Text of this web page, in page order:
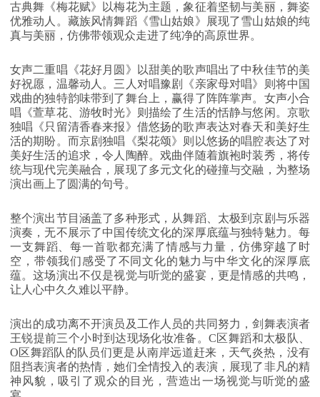
古典舞《梅花赋》以梅花为主题，象征着坚韧与美丽，舞姿
优雅动人。藏族风情舞蹈《雪山姑娘》展现了雪山姑娘的纯
真与美丽，仿佛带领观众走进了纯净的高原世界。
女声二重唱《花好月圆》以甜美的歌声唱出了中秋佳节的美
好祝愿，温馨动人。三人对唱豫剧《亲家母对唱》则将中国
戏曲的独特韵味带到了舞台上，赢得了阵阵掌声。女声小合
唱《萱草花、游牧时光》则描绘了生活的恬静与悠闲。京歌
独唱《只留清香春来报》借悠扬的歌声表达对春天和美好生
活的期盼。而京剧独唱《梨花颂》则以悠扬的唱腔表达了对
美好生活的追求，令人陶醉。戏曲伴随着旗袍时装秀，将传
统与现代完美融合，展现了多元文化的碰撞与交融，为整场
演出画上了圆满的句号。
整个演出节目涵盖了多种形式，从舞蹈、太极到京剧与乐器
演奏，无不展示了中国传统文化的深厚底蕴与独特魅力。每
一支舞蹈、每一首歌都充满了情感与力量，仿佛穿越了时
空，带领我们感受了不同文化的魅力与中华文化的深厚底
蕴。这场演出不仅是视觉与听觉的盛宴，更是情感的共鸣，
让人心中久久难以平静。
演出的成功离不开演员及工作人员的共同努力，剑舞表演者
王锐提前三个小时到达现场化妆准备。C区舞蹈和太极队、
O区舞蹈队的队员们更是从南岸远道赶来，天气炎热，没有
阻挡表演者的热情，她们全情投入的表演，展现了非凡的精
神风貌，吸引了观众的目光，营造出一场视觉与听觉的盛